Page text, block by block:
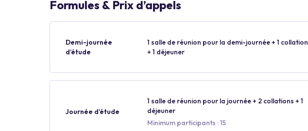
Formules & Prix d’appels
Demi-journée
d’étude
1 salle de réunion pour la demi-journée + 1 collation
+ 1 déjeuner
Journée d’étude
1 salle de réunion pour la journée + 2 collations + 1
déjeuner
Minimum participants : 15